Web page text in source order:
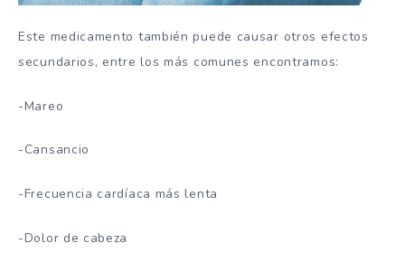
Este medicamento también puede causar otros efectos
secundarios, entre los más comunes encontramos:
-Mareo
-Cansancio
-Frecuencia cardíaca más lenta
-Dolor de cabeza